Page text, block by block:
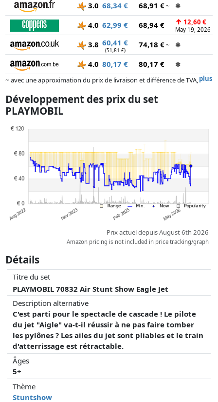
3.0 68,34 € 68,91 €~ ✱
4.0 62,99 € 68,94 € ↑ 12,60 €
May 19, 2026
3.8 60,41 €
(51,81 £)
74,18 €~ ✱
4.0 80,17 € 80,17 €
✱
plus
~ avec une approximation du prix de livraison et différence de TVA,
Les prix et la disponibilité peuvent avoir changé depuis la dernière mise
à jour. L'ordre est purement basé sur le prix, la rémunération des
que les réalisations historiques peuvent influencer l'ordre.
Développement des prix du set
PLAYMOBIL
Prix actuel depuis August 6th 2026
Amazon pricing is not included in price tracking/graph
Détails
Titre du set
PLAYMOBIL 70832 Air Stunt Show Eagle Jet
Description alternative
C'est parti pour le spectacle de cascade ! Le pilote
du jet "Aigle" va-t-il réussir à ne pas faire tomber
les pylônes ? Les ailes du jet sont pliables et le train
d'atterrissage est rétractable.
Âges
5+
Thème
Stuntshow